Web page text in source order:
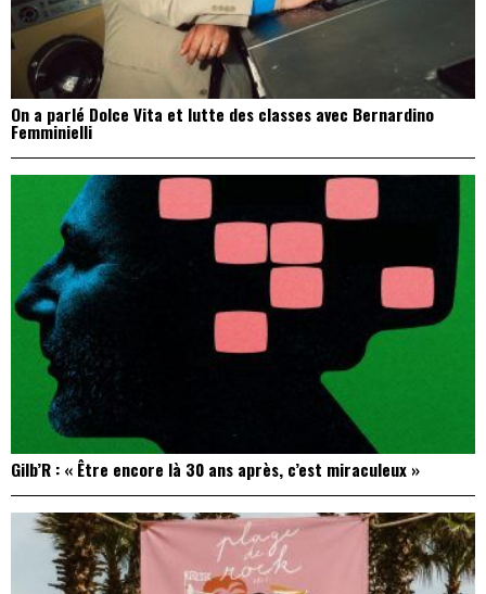
On a parlé Dolce Vita et lutte des classes avec Bernardino
Femminielli
Gilb’R : « Être encore là 30 ans après, c’est miraculeux »